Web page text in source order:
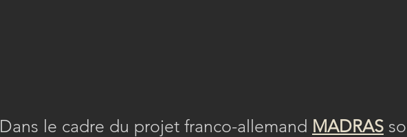
Dans le cadre du projet franco-allemand MADRAS